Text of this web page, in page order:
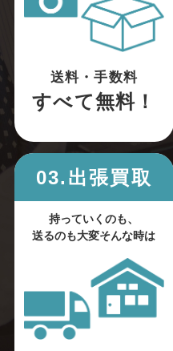
送料・手数料
すべて無料！
03.出張買取
持っていくのも、
送るのも大変そんな時は